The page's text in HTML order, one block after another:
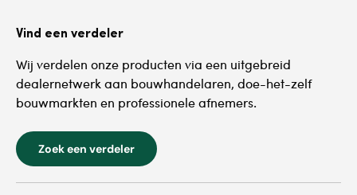
Vind een verdeler
Wij verdelen onze producten via een uitgebreid
dealernetwerk aan bouwhandelaren, doe-het-zelf
bouwmarkten en professionele afnemers.
Zoek een verdeler